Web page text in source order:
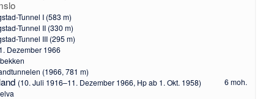
Tunnel I (583 m)
Tunnel II (330 m)
Tunnel III (295 m)
Dezember 1966
(1966, 781 m)
(10. Juli 1916–11. Dezember 1966, Hp ab 1. Okt. 1958)
6 moh.